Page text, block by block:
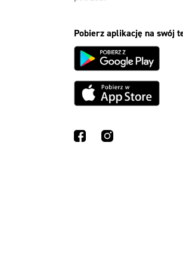
Pobierz aplikację na swój